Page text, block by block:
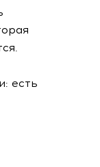
есть